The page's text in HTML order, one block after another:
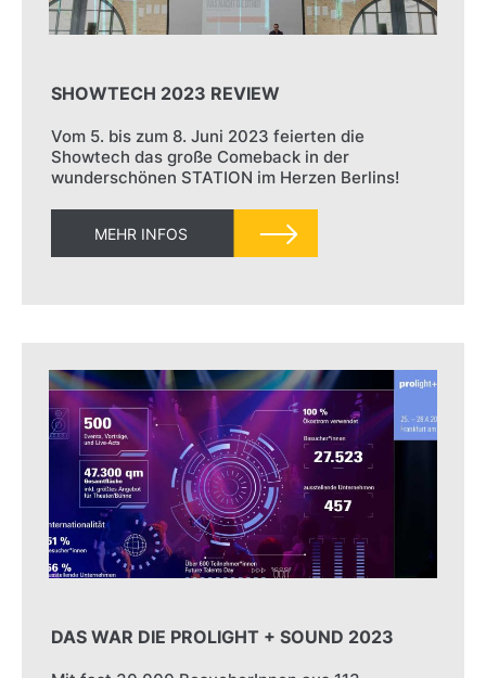
SHOWTECH 2023 REVIEW
Vom 5. bis zum 8. Juni 2023 feierten die
Showtech das große Comeback in der
wunderschönen STATION im Herzen Berlins!
MEHR INFOS
DAS WAR DIE PROLIGHT + SOUND 2023